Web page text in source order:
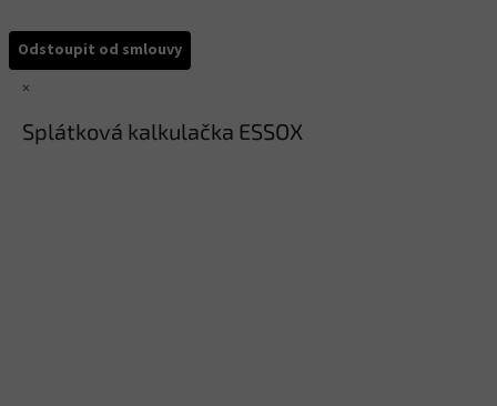
Odstoupit od smlouvy
×
Splátková kalkulačka ESSOX